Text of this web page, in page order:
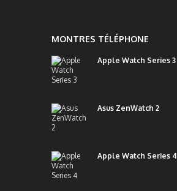
MONTRES TÉLÉPHONE
Apple Watch Series 3
Asus ZenWatch 2
Apple Watch Series 4